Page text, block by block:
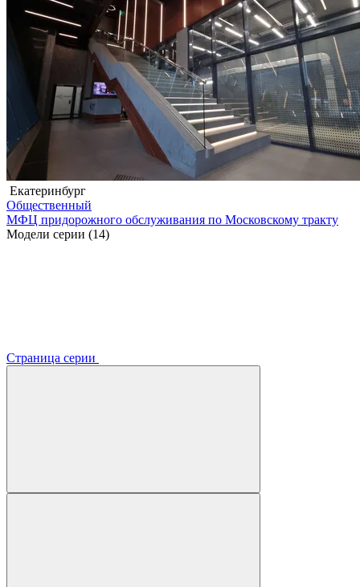
Екатеринбург
Общественный
МФЦ придорожного обслуживания по Московскому тракту
Модели серии (14)
Страница серии